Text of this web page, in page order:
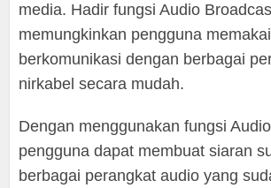
media. Hadir fungsi Audio
memungkinkan pengguna
berkomunikasi dengan berbagai
nirkabel secara mudah.
Dengan menggunakan fungsi
pengguna dapat membuat siaran
berbagai perangkat audio yang